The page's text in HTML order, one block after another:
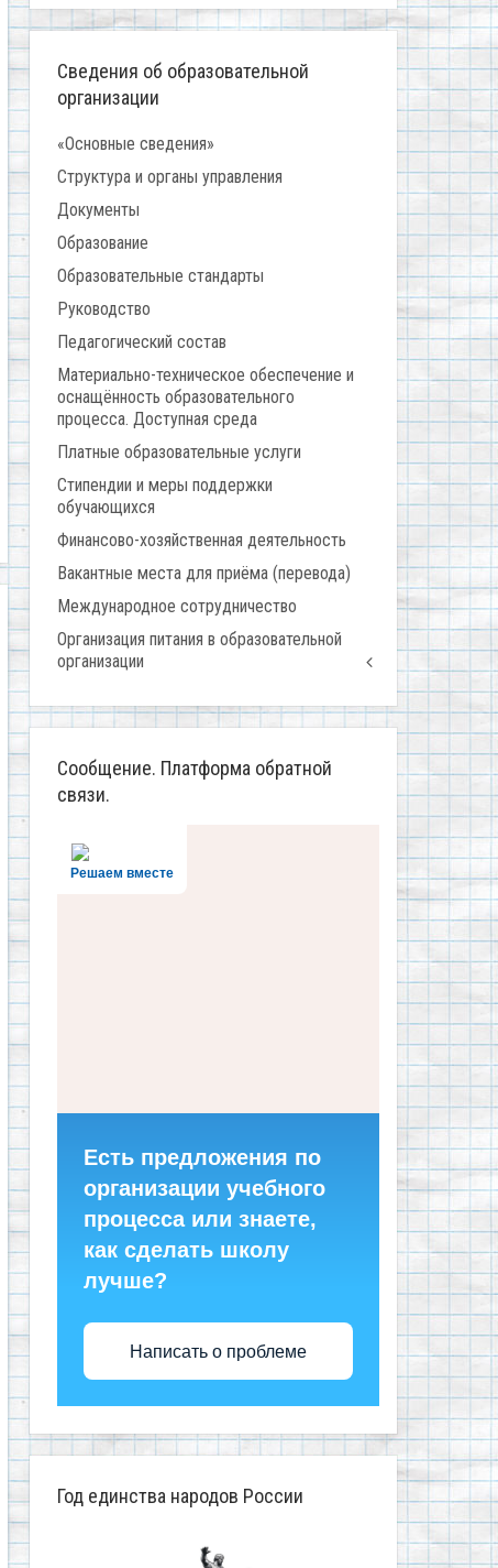
Сведения об образовательной
организации
«Основные сведения»
Структура и органы управления
Документы
Образование
Образовательные стандарты
Руководство
Педагогический состав
Материально-техническое обеспечение и
оснащённость образовательного
процесса. Доступная среда
Платные образовательные услуги
Стипендии и меры поддержки
обучающихся
Финансово-хозяйственная деятельность
Вакантные места для приёма (перевода)
Международное сотрудничество
Организация питания в образовательной
организации
Сообщение. Платформа обратной
связи.
Решаем вместе
Есть предложения по
организации учебного
процесса или знаете,
как сделать школу
лучше?
Написать о проблеме
Год единства народов России